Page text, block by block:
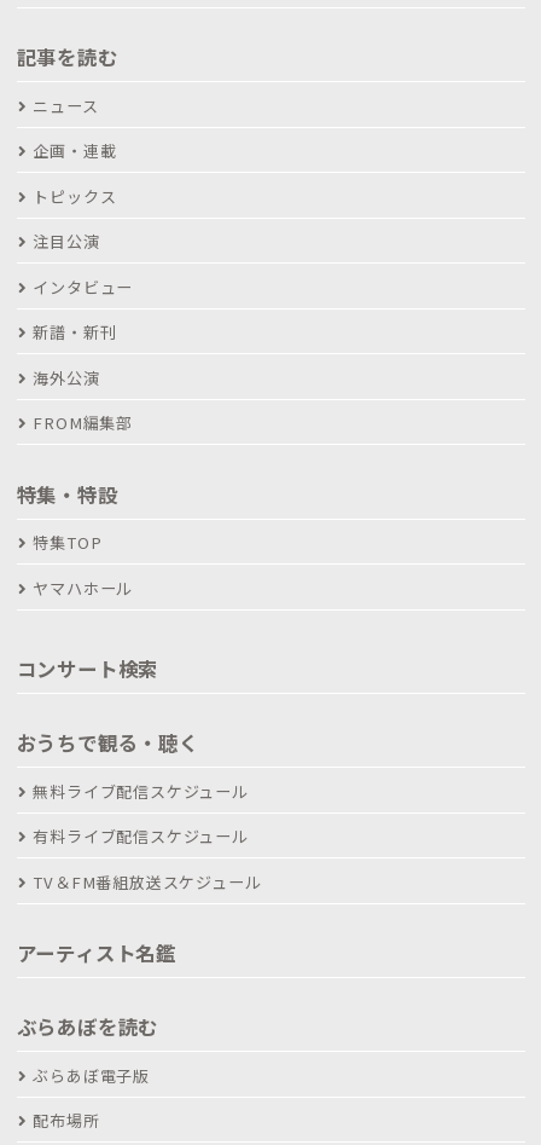
記事を読む
ニュース
企画・連載
トピックス
注目公演
インタビュー
新譜・新刊
海外公演
FROM編集部
特集・特設
特集TOP
ヤマハホール
コンサート検索
おうちで観る・聴く
無料ライブ配信スケジュール
有料ライブ配信スケジュール
TV＆FM番組放送スケジュール
アーティスト名鑑
ぶらあぼを読む
ぶらあぼ電子版
配布場所